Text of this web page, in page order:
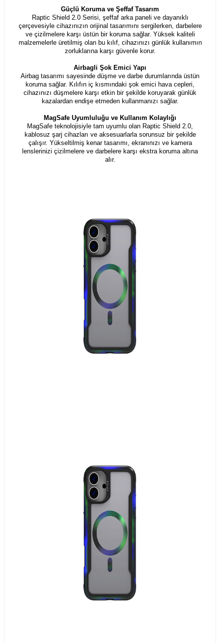
Güçlü Koruma ve Şeffaf Tasarım
Raptic Shield 2.0 Serisi, şeffaf arka paneli ve dayanıklı
çerçevesiyle cihazınızın orijinal tasarımını sergilerken, darbelere
ve çizilmelere karşı üstün bir koruma sağlar. Yüksek kaliteli
malzemelerle üretilmiş olan bu kılıf, cihazınızı günlük kullanımın
zorluklarına karşı güvenle korur.
Airbagli Şok Emici Yapı
Airbag tasarımı sayesinde düşme ve darbe durumlarında üstün
koruma sağlar. Kılıfın iç kısmındaki şok emici hava cepleri,
cihazınızı düşmelere karşı etkin bir şekilde koruyarak günlük
kazalardan endişe etmeden kullanmanızı sağlar.
MagSafe Uyumluluğu ve Kullanım Kolaylığı
MagSafe teknolojisiyle tam uyumlu olan Raptic Shield 2.0,
kablosuz şarj cihazları ve aksesuarlarla sorunsuz bir şekilde
çalışır. Yükseltilmiş kenar tasarımı, ekranınızı ve kamera
lenslerinizi çizilmelere ve darbelere karşı ekstra koruma altına
alır.